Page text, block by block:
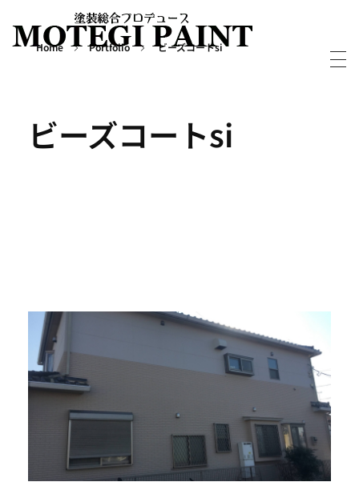
Home Portfolio ビーズコートsi
ビーズコートsi